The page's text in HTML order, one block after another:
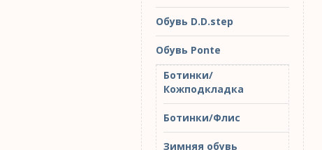
Обувь D.D.step
Обувь Ponte
Ботинки/
Кожподкладка
Ботинки/Флис
Зимняя обувь